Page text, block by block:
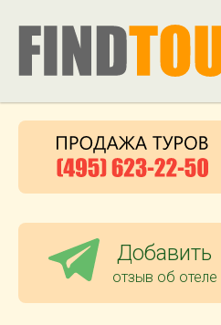
Добавить
отзыв об отеле